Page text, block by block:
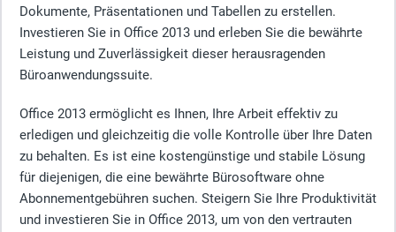
Dokumente, Präsentationen und Tabellen zu erstellen.
Investieren Sie in Office 2013 und erleben Sie die bewährte
Leistung und Zuverlässigkeit dieser herausragenden
Büroanwendungssuite.
Office 2013 ermöglicht es Ihnen, Ihre Arbeit effektiv zu
erledigen und gleichzeitig die volle Kontrolle über Ihre Daten
zu behalten. Es ist eine kostengünstige und stabile Lösung
für diejenigen, die eine bewährte Bürosoftware ohne
Abonnementgebühren suchen. Steigern Sie Ihre Produktivität
und investieren Sie in Office 2013, um von den vertrauten